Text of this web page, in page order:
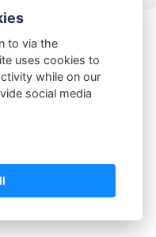
to via the
uses cookies to
while on our
social media